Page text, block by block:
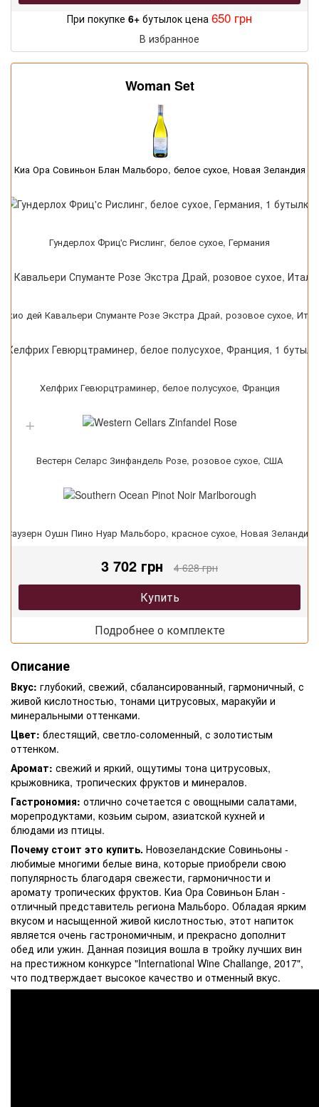
При покупке 6+ бутылок цена 650 грн
В избранное
Woman Set
Киа Ора Совиньон Блан Мальборо, белое сухое, Новая Зеландия
Гундерлох Фриц'с Рислинг, белое сухое, Германия
дей Кавальери Спуманте Розе Экстра Драй, розовое сухое,
Хелфрих Гевюрцтраминер, белое полусухое, Франция
Вестерн Селарс Зинфандель Розе, розовое сухое, США
Саузерн Оушн Пино Нуар Мальборо, красное сухое, Новая Зеландия
3 702 грн 4 628 грн
Купить
Подробнее о комплекте
Описание
Вкус: глубокий, свежий, сбалансированный, гармоничный, с
живой кислотностью, тонами цитрусовых, маракуйи и
минеральными оттенками.
Цвет: блестящий, светло-соломенный, с золотистым
оттенком.
Аромат: свежий и яркий, ощутимы тона цитрусовых,
крыжовника, тропических фруктов и минералов.
Гастрономия: отлично сочетается с овощными салатами,
морепродуктами, козьим сыром, азиатской кухней и
блюдами из птицы.
Почему стоит это купить. Новозеландские Совиньоны -
любимые многими белые вина, которые приобрели свою
популярность благодаря свежести, гармоничности и
аромату тропических фруктов. Киа Ора Совиньон Блан -
отличный представитель региона Мальборо. Обладая ярким
вкусом и насыщенной живой кислотностью, этот напиток
является очень гастрономичным, и прекрасно дополнит
обед или ужин. Данная позиция вошла в тройку лучших вин
на престижном конкурсе "International Wine Challange, 2017",
что подтверждает высокое качество и отменный вкус.